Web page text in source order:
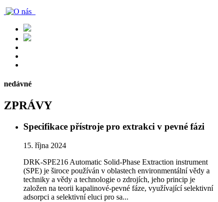
nedávné
ZPRÁVY
Specifikace přístroje pro extrakci v pevné fázi
15. října 2024
DRK-SPE216 Automatic Solid-Phase Extraction instrument
(SPE) je široce používán v oblastech environmentální vědy a
techniky a vědy a technologie o zdrojích, jeho princip je
založen na teorii kapalinové-pevné fáze, využívající selektivní
adsorpci a selektivní eluci pro sa...